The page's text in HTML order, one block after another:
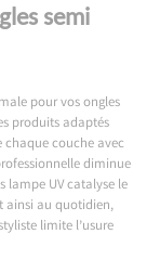
semi
pour vos ongles
produits adaptés
couche avec
diminue
lampe UV catalyse le
ainsi au quotidien,
limite l’usure